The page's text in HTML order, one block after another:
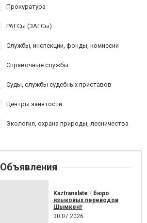
Прокуратура
РАГСы (ЗАГСы)
Службы, инспекции, фонды, комиссии
Справочные службы
Суды, службы судебных приставов
Центры занятости
Экология, охрана природы, лесничества
Объявления
Kaztranslate - бюро
языковых переводов
Шымкент
30.07.2026